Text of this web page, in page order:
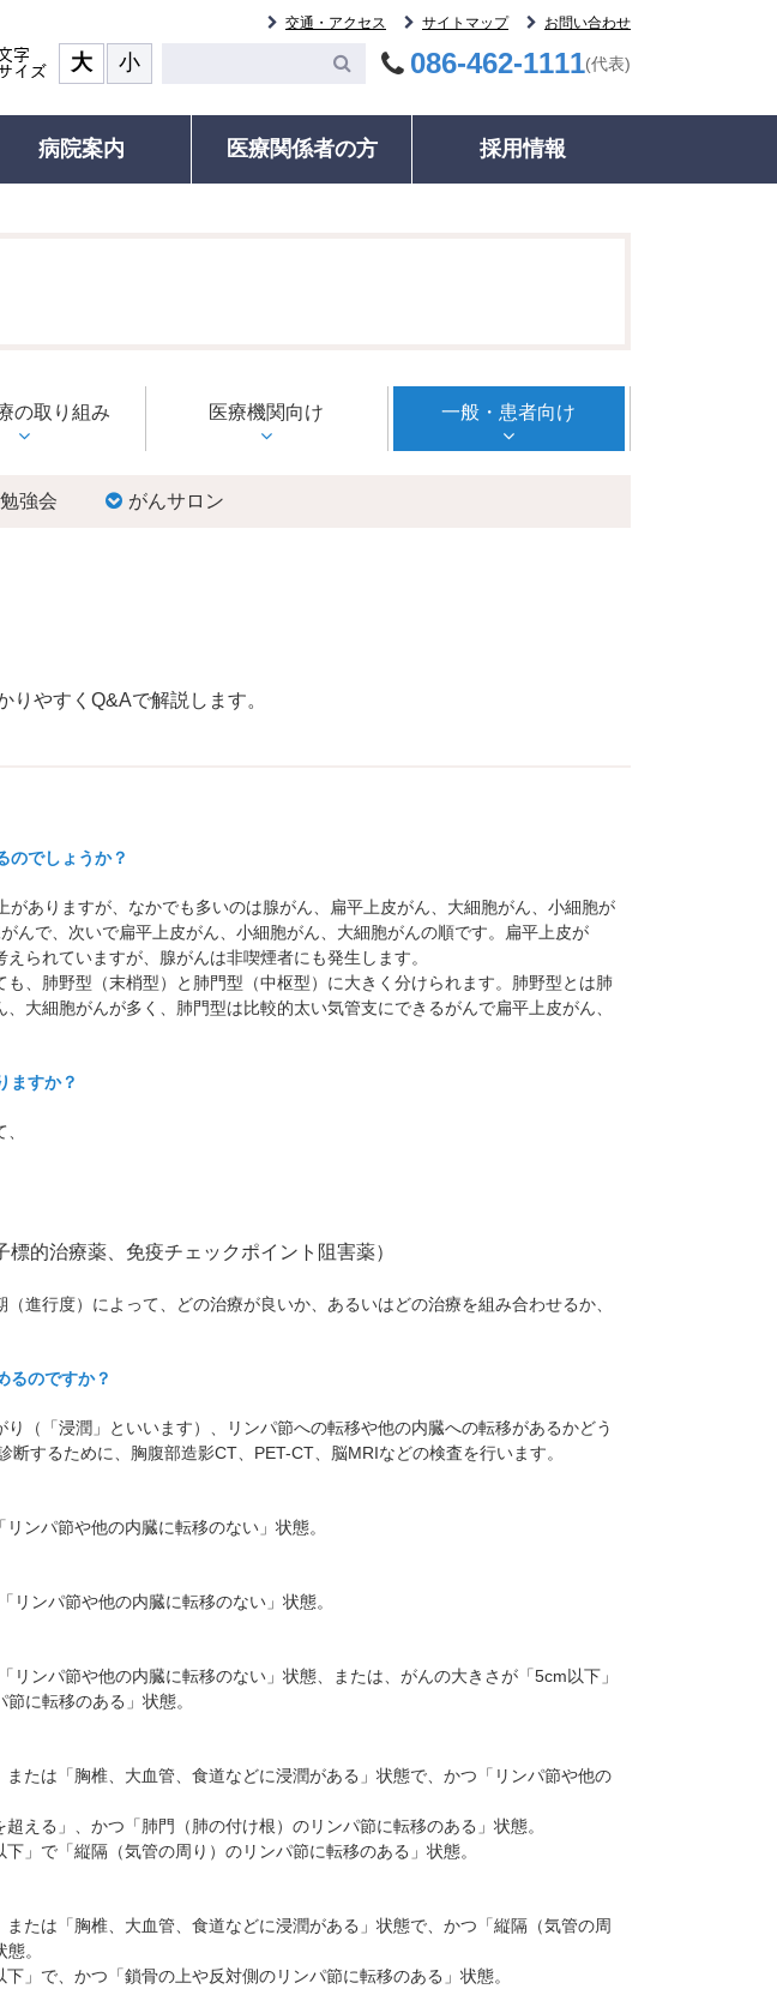
交通・アクセス サイトマップ お問い合わせ
大 小 086-462-1111(代表)
しています
各種証明書の発行
診療記録（カルテ等）開
健康教室のご案内
医療福祉相談
施設・駐車情報のご案内
い
病院案内
ども憲
施設紹介
サービス施設のご案内
ＮＣＤデータベース事業
医療関係者の方 採用情報
の取り組み 医療機関向け 一般・患者向け
強会 がんサロン
りやすくQ&Aで解説します。
のでしょうか？
がありますが、なかでも多いのは腺がん、扁平上皮がん、大細胞がん、小細胞が
んで、次いで扁平上皮がん、小細胞がん、大細胞がんの順です。扁平上皮が
られていますが、腺がんは非喫煙者にも発生します。
も、肺野型（末梢型）と肺門型（中枢型）に大きく分けられます。肺野型とは肺
大細胞がんが多く、肺門型は比較的太い気管支にできるがんで扁平上皮がん、
ますか？
的治療薬、免疫チェックポイント阻害薬）
進行度）によって、どの治療が良いか、あるいはどの治療を組み合わせるか、
るのですか？
（「浸潤」といいます）、リンパ節への転移や他の内臓への転移があるかどう
断するために、胸腹部造影CT、PET-CT、脳MRIなどの検査を行います。
ンパ節や他の内臓に転移のない」状態。
リンパ節や他の内臓に転移のない」状態。
リンパ節や他の内臓に転移のない」状態、または、がんの大きさが「5cm以下」
に転移のある」状態。
たは「胸椎、大血管、食道などに浸潤がある」状態で、かつ「リンパ節や他の
える」、かつ「肺門（肺の付け根）のリンパ節に転移のある」状態。
」で「縦隔（気管の周り）のリンパ節に転移のある」状態。
たは「胸椎、大血管、食道などに浸潤がある」状態で、かつ「縦隔（気管の周
。
」で、かつ「鎖骨の上や反対側のリンパ節に転移のある」状態。